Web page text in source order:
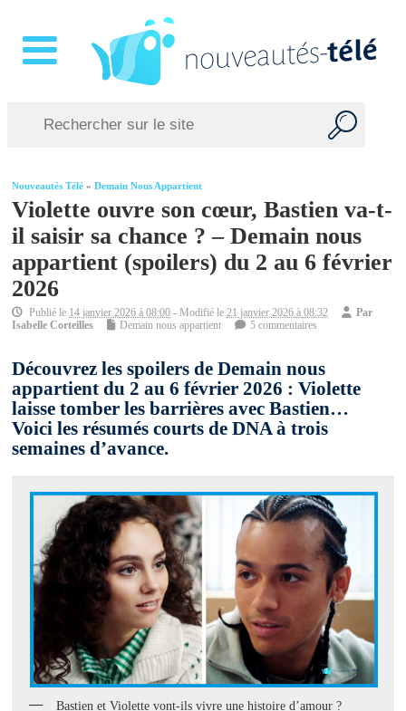
Nouveautés Télé »Demain Nous Appartient
Violette ouvre son cœur, Bastien va-t-
il saisir sa chance ? – Demain nous
appartient (spoilers) du 2 au 6 février
2026
Publié le 14 janvier 2026 à 08:00 - Modifié le21 janvier 2026 à 08:32
Par
Isabelle Corteilles
Demain nous appartient 5 commentaires
Découvrez les spoilers de Demain nous
appartient du 2 au 6 février 2026 : Violette
laisse tomber les barrières avec Bastien…
Voici les résumés courts de DNA à trois
semaines d’avance.
Bastien et Violette vont-ils vivre une histoire d’amour ?